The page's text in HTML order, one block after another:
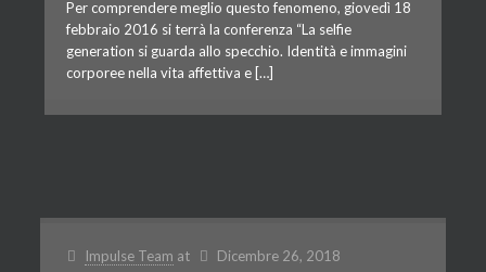
Per comprendere meglio questo fenomeno, giovedì 18
febbraio 2016 si terrà la conferenza “La selfie
generation si guarda allo specchio. Identità e immagini
corporee nella vita affettiva e […]
Impulse Team at Dicembre 26, 2018